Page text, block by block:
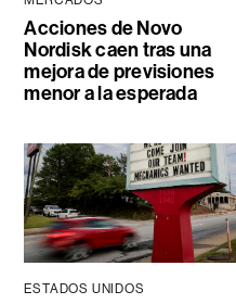
Acciones de Novo
Nordisk caen tras una
mejora de previsiones
menor a la esperada
ESTADOS UNIDOS